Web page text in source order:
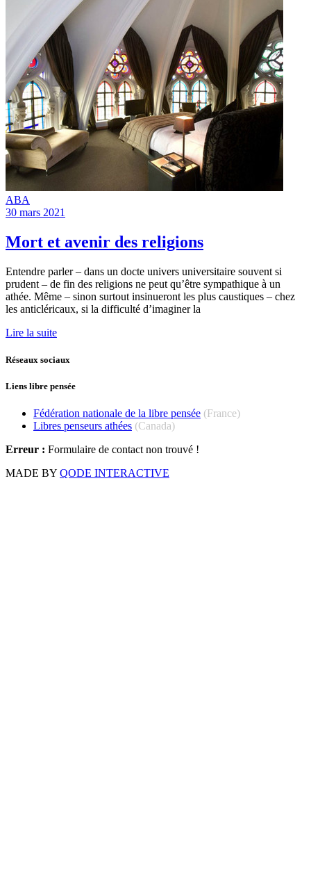
ABA
30 mars 2021
Mort et avenir des religions
Entendre parler – dans un docte univers universitaire souvent si
prudent – de fin des religions ne peut qu’être sympathique à un
athée. Même – sinon surtout insinueront les plus caustiques – chez
les anticléricaux, si la difficulté d’imaginer la
Lire la suite
Réseaux sociaux
Liens libre pensée
Fédération nationale de la libre pensée (France)
Libres penseurs athées (Canada)
Erreur : Formulaire de contact non trouvé !
MADE BY QODE INTERACTIVE